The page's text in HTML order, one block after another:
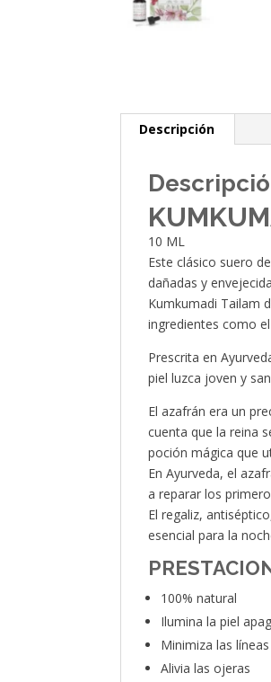
Descripción
10 ML
Este clásico suero
dañadas y
Kumkumadi Tailam
ingredientes como
Prescrita en
piel luzca joven y
El azafrán era un
cuenta que la reina
poción mágica que
En Ayurveda, el
a reparar los
El regaliz,
esencial para la
100% natural
Ilumina la piel
Minimiza las
Alivia las ojeras